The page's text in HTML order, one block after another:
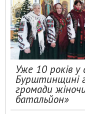
Уже 10 років у
Бурштинщині
громади
батальйон»